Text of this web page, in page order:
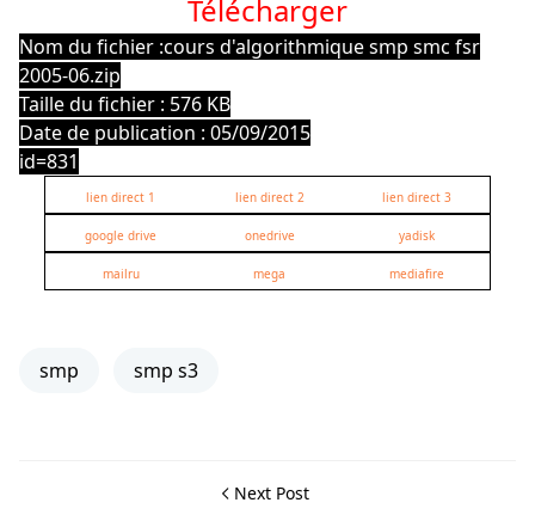
Télécharger
Nom du fichier :cours d'algorithmique smp smc fsr
2005-06.zip
Taille du fichier : 576 KB
Date de publication : 05/09/2015
id=831
lien direct 1 lien direct 2 lien direct 3
google drive onedrive yadisk
mailru mega mediafire
smp smp s3
Next Post